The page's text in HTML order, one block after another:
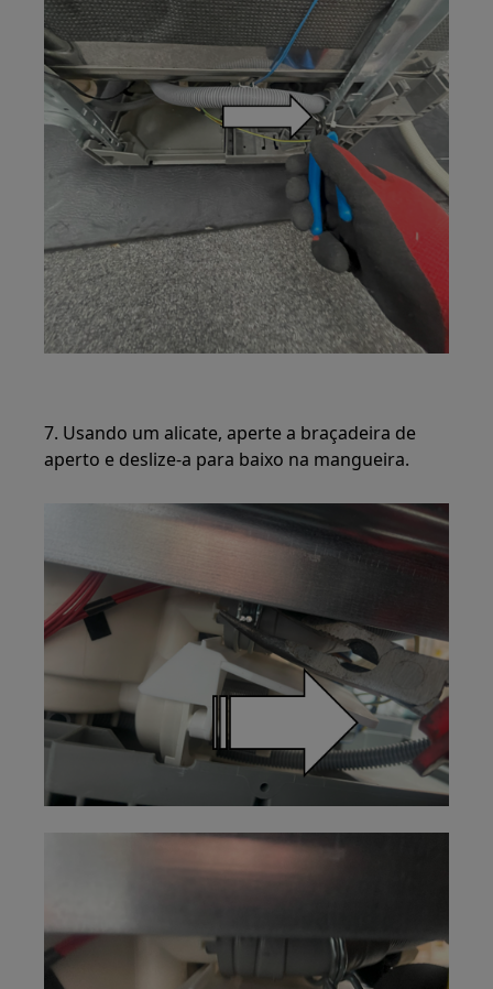
7. Usando um alicate, aperte a braçadeira de
aperto e deslize-a para baixo na mangueira.